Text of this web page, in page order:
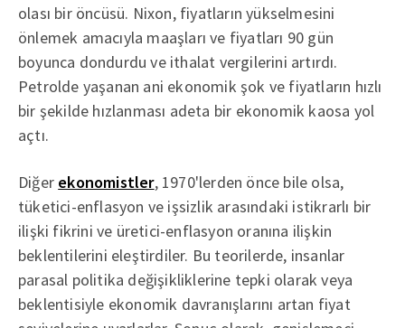
olası bir öncüsü. Nixon, fiyatların yükselmesini
önlemek amacıyla maaşları ve fiyatları 90 gün
boyunca dondurdu ve ithalat vergilerini artırdı.
Petrolde yaşanan ani ekonomik şok ve fiyatların hızlı
bir şekilde hızlanması adeta bir ekonomik kaosa yol
açtı.
Diğer ekonomistler, 1970'lerden önce bile olsa,
tüketici-enflasyon ve işsizlik arasındaki istikrarlı bir
ilişki fikrini ve üretici-enflasyon oranına ilişkin
beklentilerini eleştirdiler. Bu teorilerde, insanlar
parasal politika değişikliklerine tepki olarak veya
beklentisiyle ekonomik davranışlarını artan fiyat